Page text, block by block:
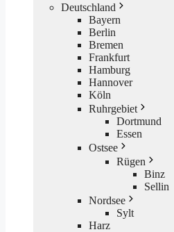
Deutschland
Bayern
Berlin
Bremen
Frankfurt
Hamburg
Hannover
Köln
Ruhrgebiet
Dortmund
Essen
Ostsee
Rügen
Binz
Sellin
Nordsee
Sylt
Harz